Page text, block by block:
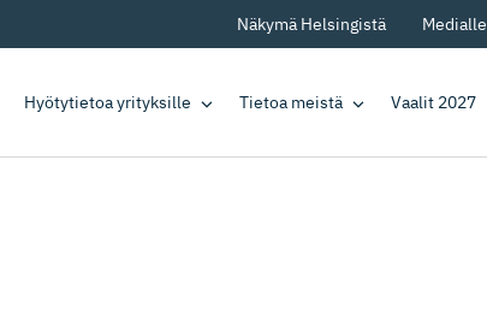
Näkymä Helsingistä Medialle
Hyötytietoa yrityksille Tietoa meistä Vaalit 2027